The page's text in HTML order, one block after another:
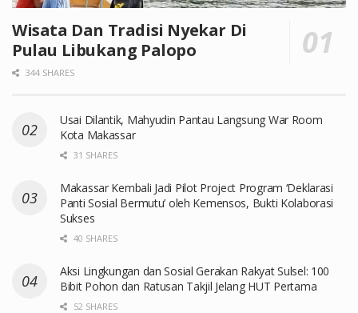
Wisata Dan Tradisi Nyekar Di
Pulau Libukang Palopo
344 SHARES
Usai Dilantik, Mahyudin Pantau Langsung War Room
Kota Makassar
31 SHARES
Makassar Kembali Jadi Pilot Project Program ‘Deklarasi
Panti Sosial Bermutu’ oleh Kemensos, Bukti Kolaborasi
Sukses
40 SHARES
Aksi Lingkungan dan Sosial Gerakan Rakyat Sulsel: 100
Bibit Pohon dan Ratusan Takjil Jelang HUT Pertama
52 SHARES